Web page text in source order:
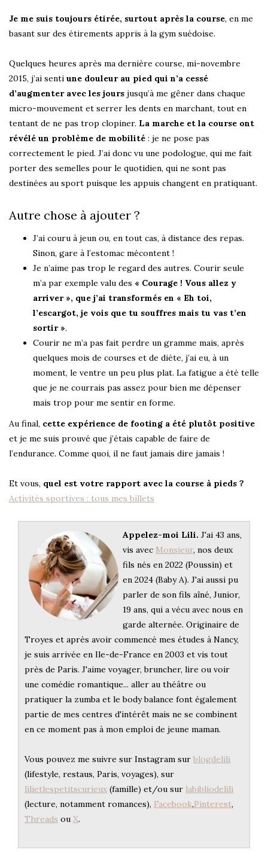
Je me suis toujours étirée, surtout après la course, en me
basant sur des étirements appris à la gym suédoise.
Quelques heures après ma dernière course, mi-novembre
2015, j’ai senti une douleur au pied qui n’a cessé
d’augmenter avec les jours jusqu’à me gêner dans chaque
micro-mouvement et serrer les dents en marchant, tout en
tentant de ne pas trop clopiner. La marche et la course ont
révélé un problème de mobilité : je ne pose pas
correctement le pied. J’ai donc vu une podologue, qui me fait
porter des semelles pour le quotidien, qui ne sont pas
destinées au sport puisque les appuis changent en pratiquant.
Autre chose à ajouter ?
J’ai couru à jeun ou, en tout cas, à distance des repas.
Sinon, gare à l’estomac mécontent !
Je n’aime pas trop le regard des autres. Courir seule
m’a par exemple valu des « Courage ! Vous allez y
arriver », que j’ai transformés en « Eh toi,
l’escargot, je vois que tu souffres mais tu vas t’en
sortir ».
Courir ne m’a pas fait perdre un gramme mais, après
quelques mois de courses et de diète, j’ai eu, à un
moment, le ventre un peu plus plat. La fatigue a été telle
que je ne courrais pas assez pour bien me dépenser
mais trop pour me sentir en forme.
Au final, cette expérience de footing a été plutôt positive
et je me suis prouvé que j’étais capable de faire de
l’endurance. Comme quoi, il ne faut jamais dire jamais !
Et vous, quel est votre rapport avec la course à pieds ?
Activités sportives : tous mes billets
Appelez-moi Lili. J'ai 43 ans,
vis avec Monsieur, nos deux
fils nés en 2022 (Poussin) et
en 2024 (Baby A). J'ai aussi pu
parler de son fils aîné, Junior,
19 ans, qui a vécu avec nous en
garde alternée. Originaire de
Troyes et après avoir commencé mes études à Nancy,
je suis arrivée en Ile-de-France en 2003 et vis tout
près de Paris. J'aime voyager, bruncher, lire ou voir
une comédie romantique... aller au théâtre ou
pratiquer la zumba et le body balance font également
partie de mes centres d'intérêt mais ne se combinent
en ce moment pas à mon emploi de jeune maman.
Vous pouvez me suivre sur Instagram sur blogdelili
(lifestyle, restaus, Paris, voyages), sur
lilietlespetitscurieux (famille) et/ou sur labibliodelili
(lecture, notamment romances), Facebook,Pinterest,
Threads ou X.